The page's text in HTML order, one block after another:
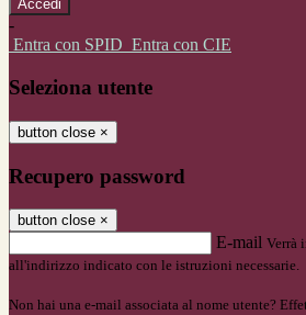
-
Entra con SPID Entra con CIE
Seleziona utente
button close ×
Recupero password
button close ×
E-mail Verrà
all'indirizzo indicato con le istruzioni necessarie.
Non hai una e-mail associata al nome utente?